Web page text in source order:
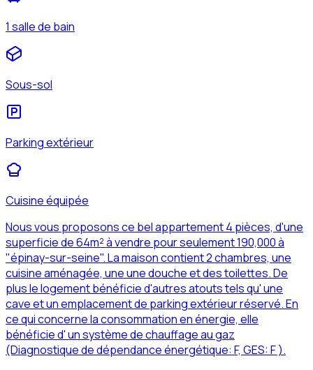
1 salle de bain
Sous-sol
Parking extérieur
Cuisine équipée
Nous vous proposons ce bel appartement 4 pièces, d'une
superficie de 64m² à vendre pour seulement 190,000 à
"épinay-sur-seine". La maison contient 2 chambres, une
cuisine aménagée, une une douche et des toilettes. De
plus le logement bénéficie d'autres atouts tels qu' une
cave et un emplacement de parking extérieur réservé. En
ce qui concerne la consommation en énergie, elle
bénéficie d' un système de chauffage au gaz
(Diagnostique de dépendance énergétique: F, GES: F ).